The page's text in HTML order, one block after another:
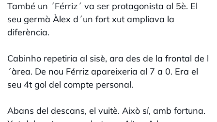
També un ´Férriz´ va ser protagonista al 5è. El
seu germà Àlex d´un fort xut ampliava la
diferència.
Cabinho repetiria al sisè, ara des de la frontal de l
´àrea. De nou Férriz apareixeria al 7 a 0. Era el
seu 4t gol del compte personal.
Abans del descans, el vuitè. Això sí, amb fortuna.